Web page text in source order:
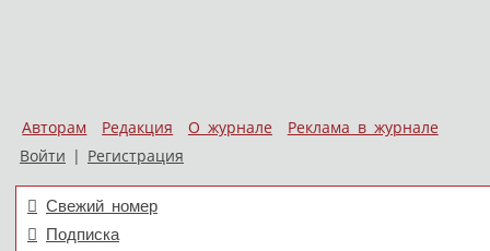
Авторам Редакция О журнале
Реклама в журнале
Войти | Регистрация
Свежий номер
Подписка